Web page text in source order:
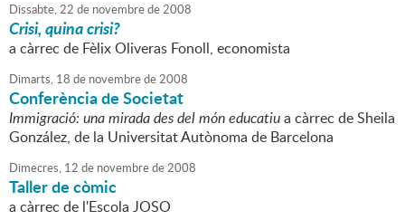
Dissabte,22 de novembrede2008
Crisi, quina crisi?
a càrrec de Fèlix Oliveras Fonoll, economista
Dimarts, 18 de novembrede2008
Conferència de Societat
Immigració: una mirada des del món educatiua càrrec de Sheila
González, de la Universitat Autònoma de Barcelona
Dimecres, 12 de novembrede2008
Taller de còmic
a càrrec de l'Escola JOSO